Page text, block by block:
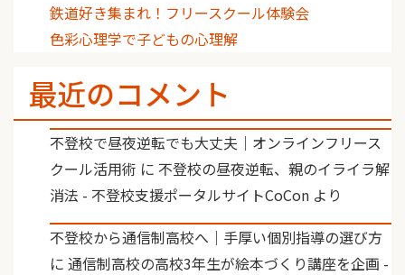
鉄道好き集まれ！フリースクール体験会
色彩心理学で子どもの心理解
最近のコメント
不登校で昼夜逆転でも大丈夫｜オンラインフリース
クール活用術 に 不登校の昼夜逆転、親のイライラ解
消法 - 不登校支援ポータルサイトCoCon より
不登校から通信制高校へ｜手厚い個別指導の選び方
に 通信制高校の高校3年生が絵本づくり講座を企画 -